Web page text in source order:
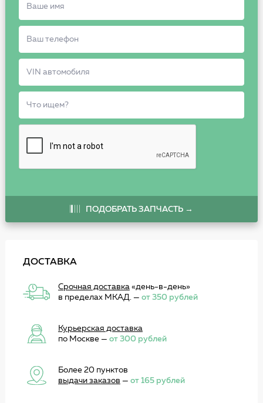
ПОДОБРАТЬ ЗАПЧАСТЬ →
ДОСТАВКА
Срочная доставка«день-в-день»
в пределах МКАД. — от 350 рублей
Курьерская доставка
по Москве — от 300 рублей
Более 20 пунктов
выдачи заказов — от 165 рублей